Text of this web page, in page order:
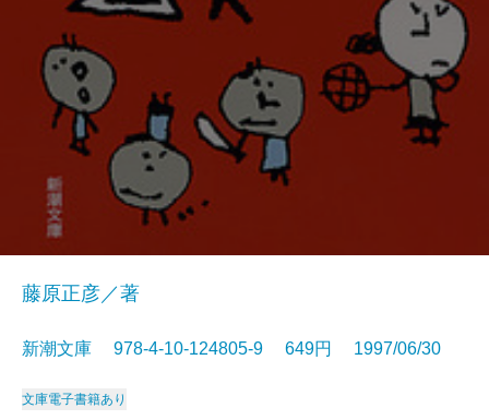
藤原正彦／著
新潮文庫 978-4-10-124805-9 649円 1997/06/30
文庫電子書籍あり